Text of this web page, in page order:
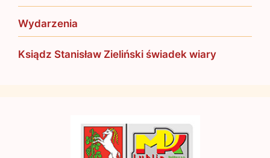
Wydarzenia
Ksiądz Stanisław Zieliński świadek wiary